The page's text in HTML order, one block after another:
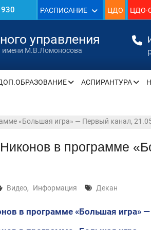
—
—
РАСПИСАНИЕ ЦДО
управления
имени М.В.Ломоносова
АСПИРАНТУРА
«Большая игра» — Первый канал,
в программе
Видео, Информация Декан
в программе «Большая игра»